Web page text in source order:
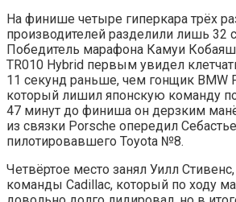
На финише четыре гиперкара трёх
производителей разделили лишь 32
Победитель марафона Камуи
TR010 Hybrid первым увидел
11 секунд раньше, чем гонщик BMW
который лишил японскую команду
47 минут до финиша он дерзким
из связки Porsche опередил
пилотировавшего Toyota №8.
Четвёртое место занял Уилл
команды Cadillac, который по ходу